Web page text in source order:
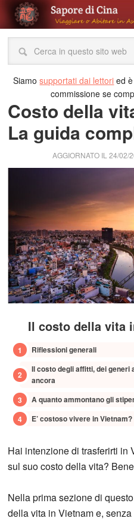
Siamosupportati dai lettori ed
commissione se
Costo della
La guida
AGGIORNATO IL 24/02/
Il costo della vita
Riflessioni generali
Il costo degli affitti, dei
ancora
A quanto ammontano gli
E’ costoso vivere in Vietnam?
Hai intenzione di trasferirti in
sul suo costo della vita?
Nella prima sezione di
della vita in Vietnam e,